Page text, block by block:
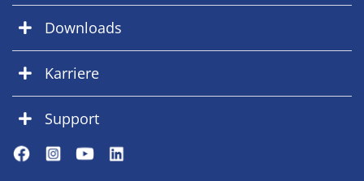
Downloads
Karriere
Support